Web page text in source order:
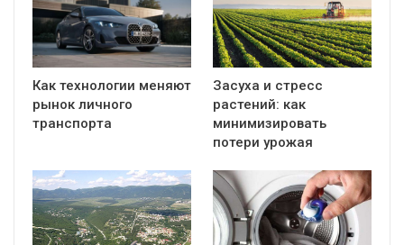
Как технологии меняют
рынок личного
транспорта
Засуха и стресс
растений: как
минимизировать
потери урожая